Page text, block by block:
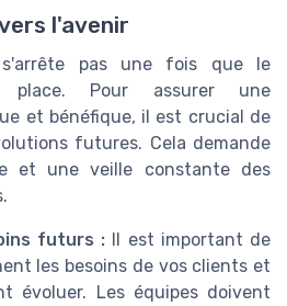
l'avenir
pas une fois que le
Pour assurer une
et bénéfique, il est crucial de
futures. Cela demande
et une veille constante des
futurs : Il est important de
les besoins de vos clients et
évoluer. Les équipes doivent